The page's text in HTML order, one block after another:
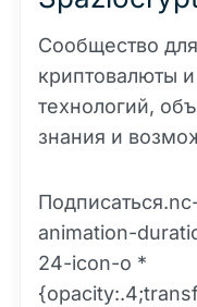
Сообщество
криптовалюты
технологий,
знания и
animation-
24-icon-o *